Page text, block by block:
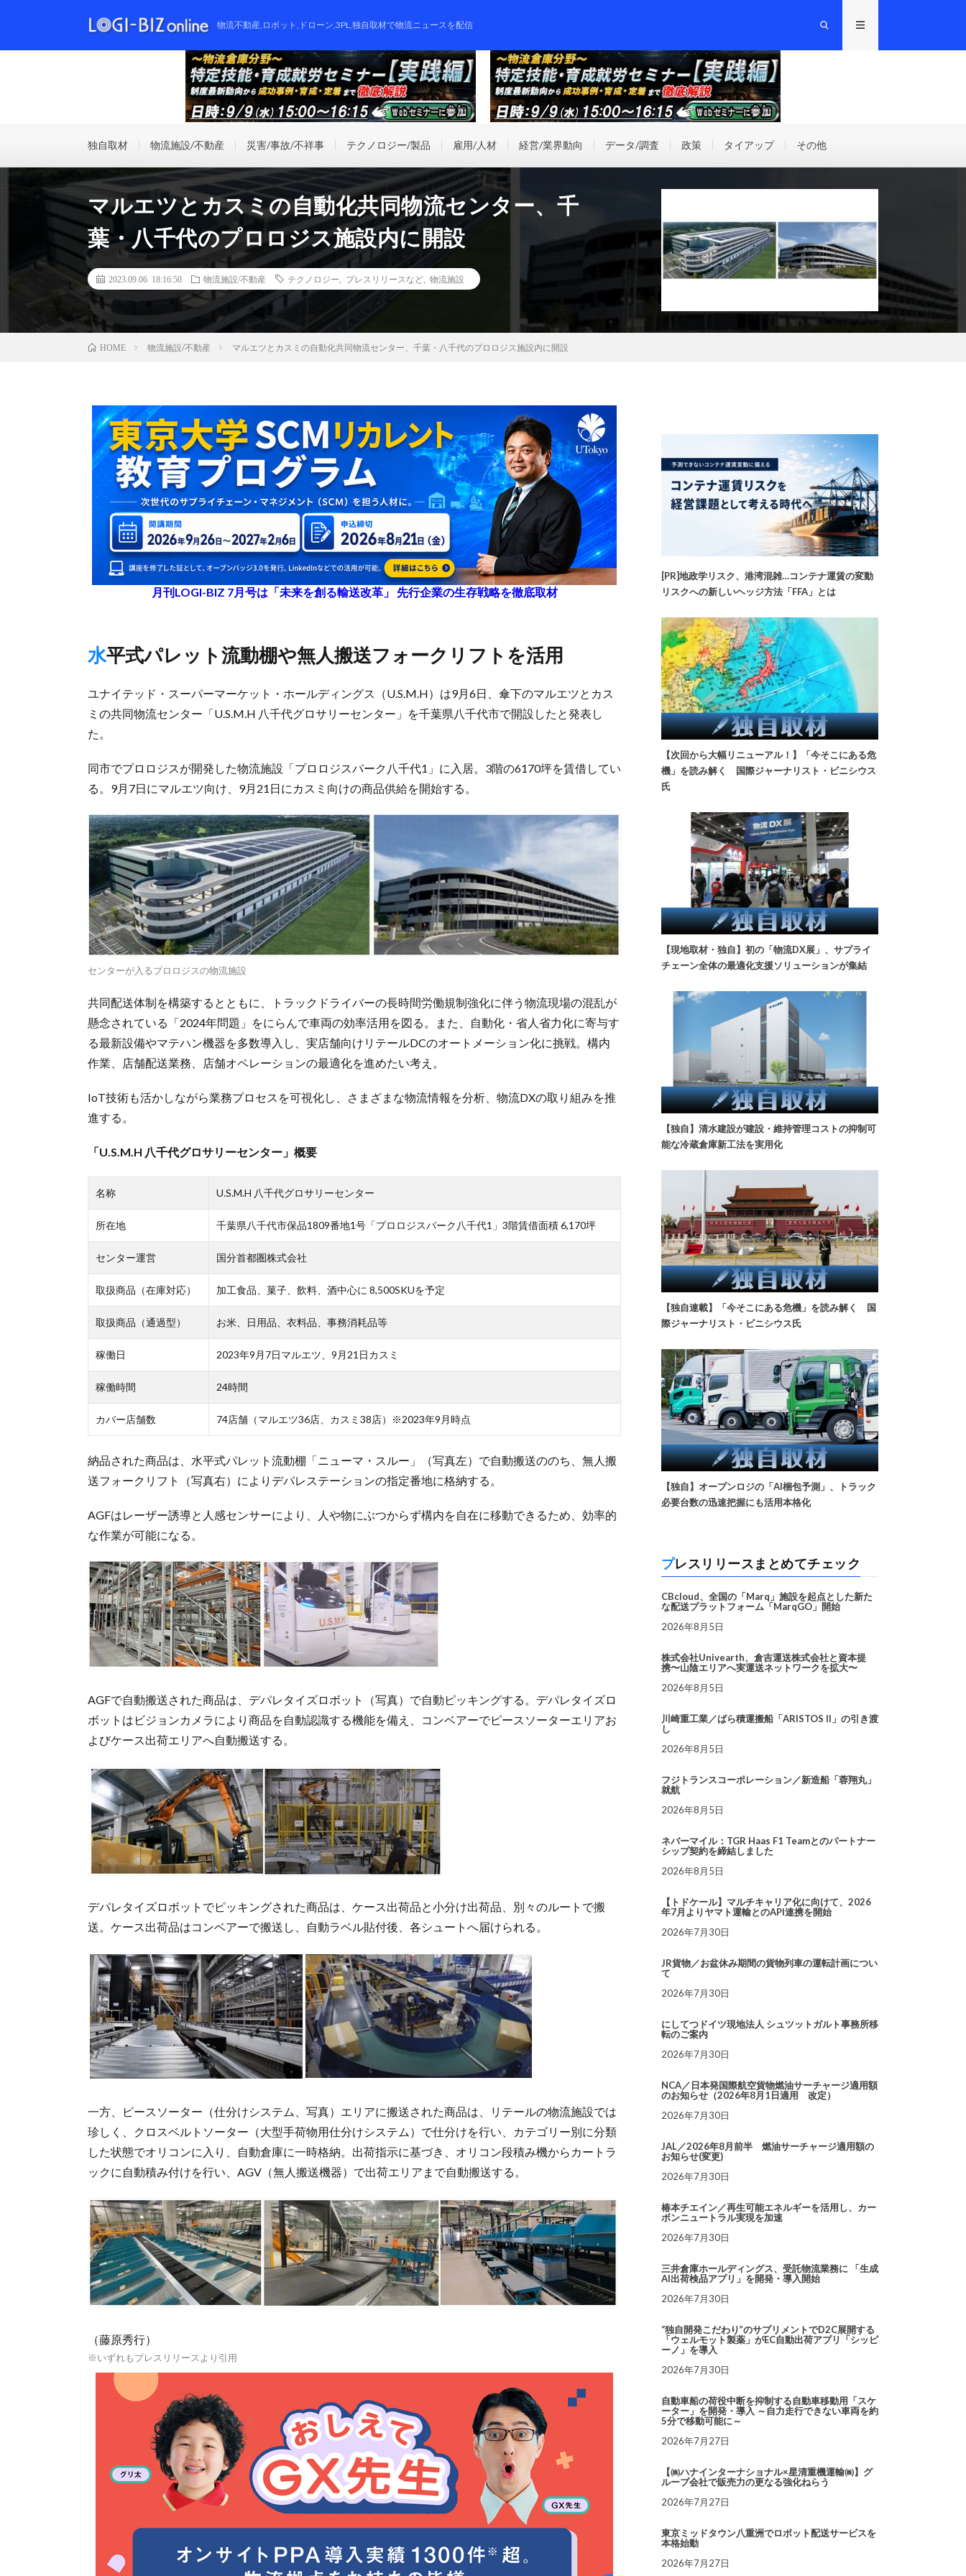
物流不動産,ロボット,ドローン,3PL,独自取材で物流ニュースを配信
独自取材 物流施設/不動産 災害/事故/不祥事 テクノロジー/製品 雇用/人材 経営/業界動向 データ/調査 政策 タイアップ その他
マルエツとカスミの自動化共同物流センター、千
葉・八千代のプロロジス施設内に開設
2023.09.06 18:16:50 物流施設/不動産 テクノロジー プレスリリースなど 物流施設
HOME 物流施設/不動産 マルエツとカスミの自動化共同物流センター、千葉・八千代のプロロジス施設内に開設
月刊LOGI-BIZ 7月号は「未来を創る輸送改革」 先行企業の生存戦略を徹底取材
水平式パレット流動棚や無人搬送フォークリフトを活用
ユナイテッド・スーパーマーケット・ホールディングス（U.S.M.H）は9月6日、傘下のマルエツとカス
ミの共同物流センター「U.S.M.H 八千代グロサリーセンター」を千葉県八千代市で開設したと発表し
た。
同市でプロロジスが開発した物流施設「プロロジスパーク八千代1」に入居。3階の6170坪を賃借してい
る。9月7日にマルエツ向け、9月21日にカスミ向けの商品供給を開始する。
センターが入るプロロジスの物流施設
共同配送体制を構築するとともに、トラックドライバーの長時間労働規制強化に伴う物流現場の混乱が
懸念されている「2024年問題」をにらんで車両の効率活用を図る。また、自動化・省人省力化に寄与す
る最新設備やマテハン機器を多数導入し、実店舗向けリテールDCのオートメーション化に挑戦。構内
作業、店舗配送業務、店舗オペレーションの最適化を進めたい考え。
IoT技術も活かしながら業務プロセスを可視化し、さまざまな物流情報を分析、物流DXの取り組みを推
進する。
「U.S.M.H 八千代グロサリーセンター」概要
名称 U.S.M.H 八千代グロサリーセンター
所在地 千葉県八千代市保品1809番地1号「プロロジスパーク八千代1」3階賃借面積 6,170坪
センター運営 国分首都圏株式会社
取扱商品（在庫対応） 加工食品、菓子、飲料、酒中心に 8,500SKUを予定
取扱商品（通過型） お米、日用品、衣料品、事務消耗品等
稼働日 2023年9月7日マルエツ、9月21日カスミ
稼働時間 24時間
カバー店舗数 74店舗（マルエツ36店、カスミ38店）※2023年9月時点
納品された商品は、水平式パレット流動棚「ニューマ・スルー」（写真左）で自動搬送ののち、無人搬
送フォークリフト（写真右）によりデパレステーションの指定番地に格納する。
AGFはレーザー誘導と人感センサーにより、人や物にぶつからず構内を自在に移動できるため、効率的
な作業が可能になる。
AGFで自動搬送された商品は、デパレタイズロボット（写真）で自動ピッキングする。デパレタイズロ
ボットはビジョンカメラにより商品を自動認識する機能を備え、コンベアーでピースソーターエリアお
よびケース出荷エリアへ自動搬送する。
デパレタイズロボットでピッキングされた商品は、ケース出荷品と小分け出荷品、別々のルートで搬
送。ケース出荷品はコンベアーで搬送し、自動ラベル貼付後、各シュートへ届けられる。
一方、ピースソーター（仕分けシステム、写真）エリアに搬送された商品は、リテールの物流施設では
珍しく、クロスベルトソーター（大型手荷物用仕分けシステム）で仕分けを行い、カテゴリー別に分類
した状態でオリコンに入り、自動倉庫に一時格納。出荷指示に基づき、オリコン段積み機からカートラ
ックに自動積み付けを行い、AGV（無人搬送機器）で出荷エリアまで自動搬送する。
（藤原秀行）
※いずれもプレスリリースより引用
[PR]地政学リスク、港湾混雑…コンテナ運賃の変動
リスクへの新しいヘッジ方法「FFA」とは
【次回から大幅リニューアル！】「今そこにある危
機」を読み解く 国際ジャーナリスト・ビニシウス
氏
【現地取材・独自】初の「物流DX展」、サプライ
チェーン全体の最適化支援ソリューションが集結
【独自】清水建設が建設・維持管理コストの抑制可
能な冷蔵倉庫新工法を実用化
【独自連載】「今そこにある危機」を読み解く 国
際ジャーナリスト・ビニシウス氏
【独自】オープンロジの「AI梱包予測」、トラック
必要台数の迅速把握にも活用本格化
プレスリリースまとめてチェック
CBcloud、全国の「Marq」施設を起点とした新た
な配送プラットフォーム「MarqGO」開始
2026年8月5日
株式会社Univearth、倉吉運送株式会社と資本提
携〜山陰エリアへ実運送ネットワークを拡大〜
2026年8月5日
川崎重工業／ばら積運搬船「ARISTOS II」の引き渡
し
2026年8月5日
フジトランスコーポレーション／新造船「蓉翔丸」
就航
2026年8月5日
ネバーマイル：TGR Haas F1 Teamとのパートナー
シップ契約を締結しました
2026年8月5日
【トドケール】マルチキャリア化に向けて、2026
年7月よりヤマト運輸とのAPI連携を開始
2026年7月30日
JR貨物／お盆休み期間の貨物列車の運転計画につい
て
2026年7月30日
にしてつドイツ現地法人 シュツットガルト事務所移
転のご案内
2026年7月30日
NCA／日本発国際航空貨物燃油サーチャージ適用額
のお知らせ（2026年8月1日適用 改定）
2026年7月30日
JAL／2026年8月前半 燃油サーチャージ適用額の
お知らせ(変更)
2026年7月30日
椿本チエイン／再生可能エネルギーを活用し、カー
ボンニュートラル実現を加速
2026年7月30日
三井倉庫ホールディングス、受託物流業務に 「生成
AI出荷検品アプリ」を開発・導入開始
2026年7月30日
“独自開発こだわり”のサプリメントでD2C展開する
「ウェルモット製薬」がEC自動出荷アプリ「シッピ
ーノ」を導入
2026年7月30日
自動車船の荷役中断を抑制する自動車移動用「スケ
ーター」を開発・導入 ～自力走行できない車両を約
5分で移動可能に～
2026年7月27日
【㈱ハナインターナショナル×星清重機運輸㈱】グ
ループ会社で販売力の更なる強化ねらう
2026年7月27日
東京ミッドタウン八重洲でロボット配送サービスを
本格始動
2026年7月27日